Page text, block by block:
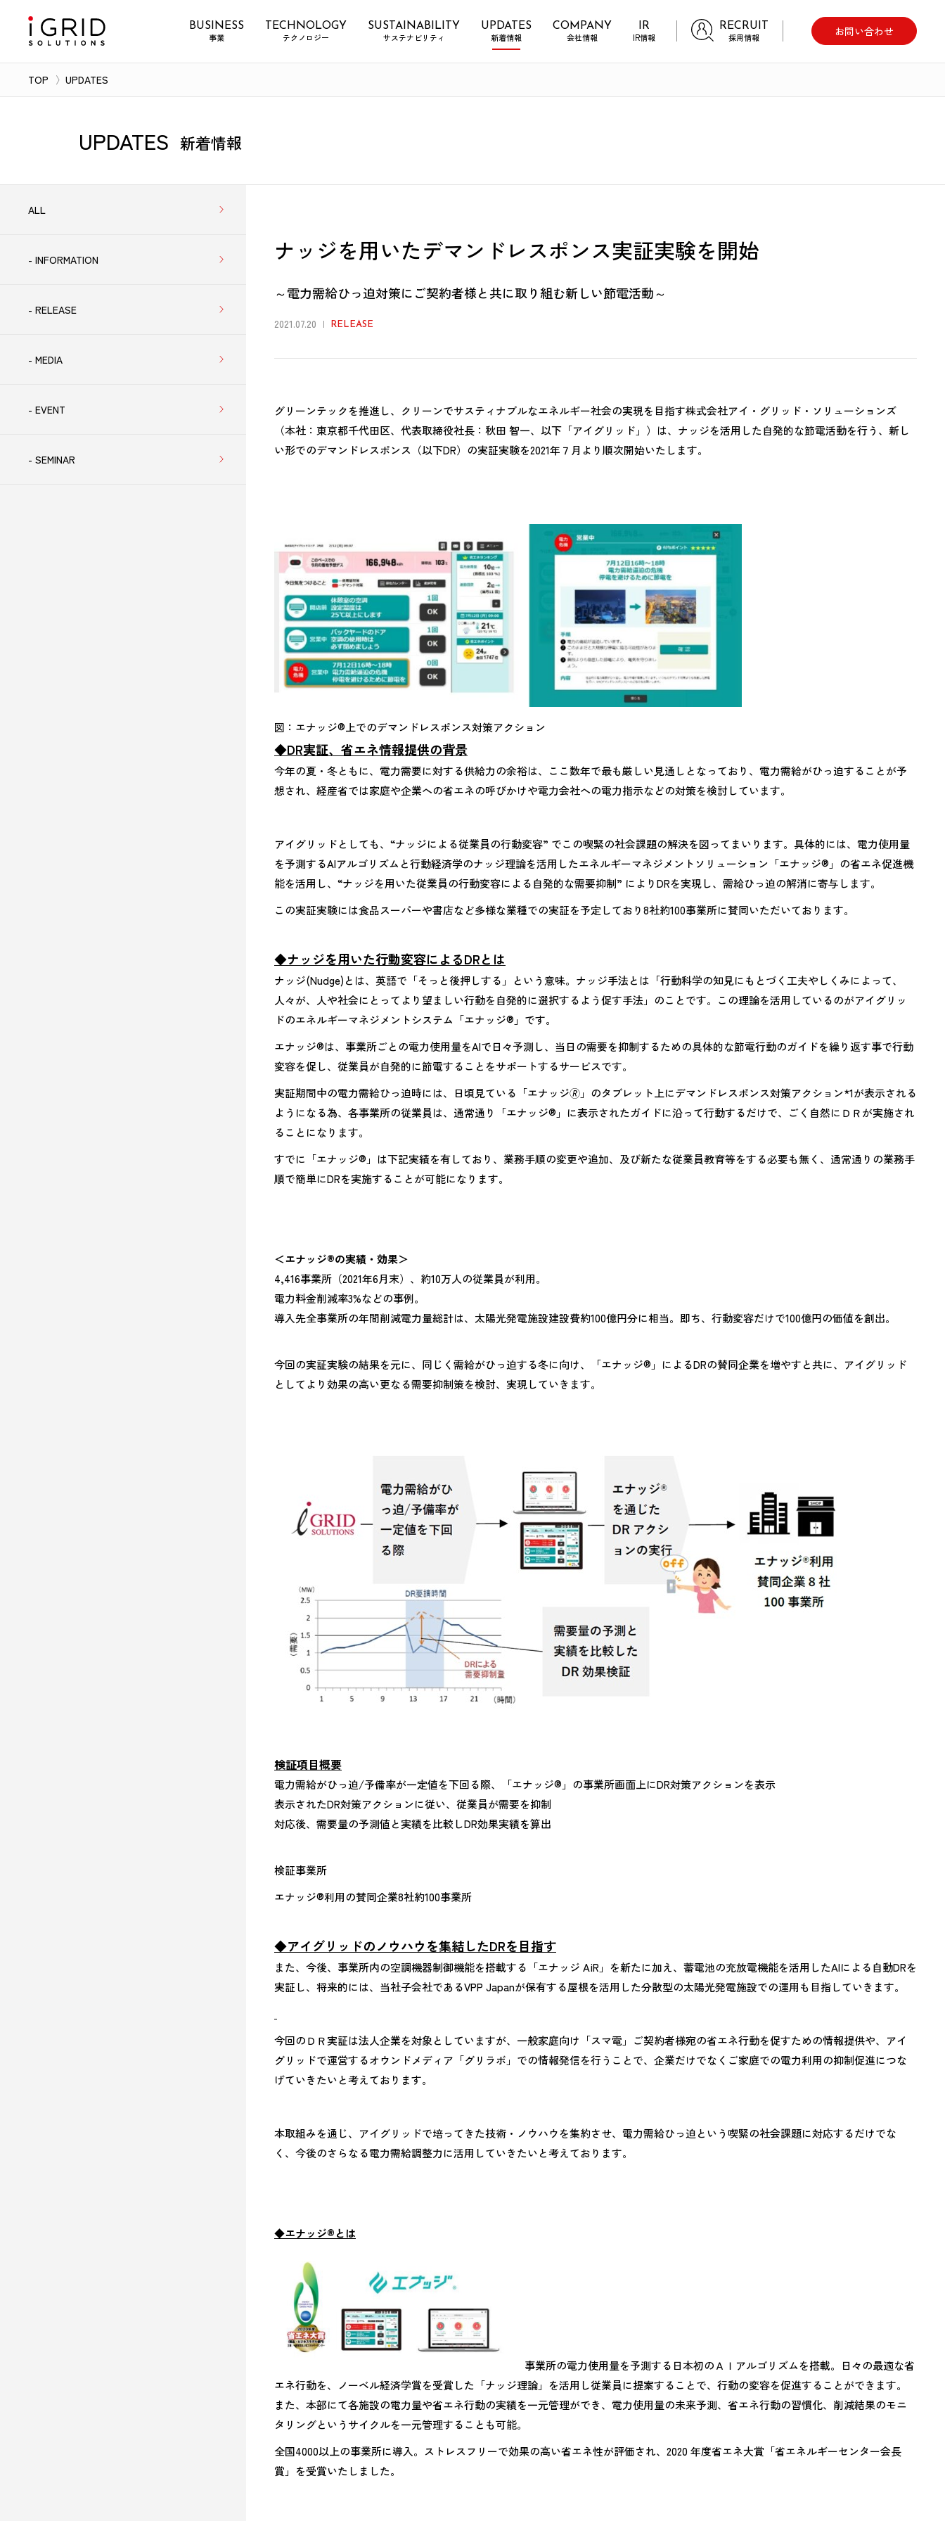
BUSINESS
事業
TECHNOLOGY
テクノロジー
SUSTAINABILITY
サステナビリティ
UPDATES
新着情報
COMPANY
会社情報
IR
IR情報
RECRUIT
採用情報
お問い合わせ
TOP UPDATES
UPDATES 新着情報
ALL
- INFORMATION
- RELEASE
- MEDIA
- EVENT
- SEMINAR
ナッジを用いたデマンドレスポンス実証実験を開始
～電力需給ひっ迫対策にご契約者様と共に取り組む新しい節電活動～
2021.07.20 RELEASE
グリーンテックを推進し、クリーンでサスティナブルなエネルギー社会の実現を目指す株式会社アイ・グリッド・ソリューションズ
（本社：東京都千代田区、代表取締役社長：秋田 智一、以下「アイグリッド」）は、ナッジを活用した自発的な節電活動を行う、新し
い形でのデマンドレスポンス（以下DR）の実証実験を2021年７月より順次開始いたします。
図：エナッジ®上でのデマンドレスポンス対策アクション
◆DR実証、省エネ情報提供の背景
今年の夏・冬ともに、電力需要に対する供給力の余裕は、ここ数年で最も厳しい見通しとなっており、電力需給がひっ迫することが予
想され、経産省では家庭や企業への省エネの呼びかけや電力会社への電力指示などの対策を検討しています。
アイグリッドとしても、“ナッジによる従業員の行動変容” でこの喫緊の社会課題の解決を図ってまいります。具体的には、電力使用量
を予測するAIアルゴリズムと行動経済学のナッジ理論を活用したエネルギーマネジメントソリューション「エナッジ®」の省エネ促進機
能を活用し、“ナッジを用いた従業員の行動変容による自発的な需要抑制” によりDRを実現し、需給ひっ迫の解消に寄与します。
この実証実験には食品スーパーや書店など多様な業種での実証を予定しており8社約100事業所に賛同いただいております。
◆ナッジを用いた行動変容によるDRとは
ナッジ(Nudge)とは、英語で「そっと後押しする」という意味。ナッジ手法とは「行動科学の知見にもとづく工夫やしくみによって、
人々が、人や社会にとってより望ましい行動を自発的に選択するよう促す手法」のことです。この理論を活用しているのがアイグリッ
ドのエネルギーマネジメントシステム「エナッジ®」です。
エナッジ®は、事業所ごとの電力使用量をAIで日々予測し、当日の需要を抑制するための具体的な節電行動のガイドを繰り返す事で行動
変容を促し、従業員が自発的に節電することをサポートするサービスです。
実証期間中の電力需給ひっ迫時には、日頃見ている「エナッジ🄬」のタブレット上にデマンドレスポンス対策アクション*1が表示される
ようになる為、各事業所の従業員は、通常通り「エナッジ®」に表示されたガイドに沿って行動するだけで、ごく自然にＤＲが実施され
ることになります。
すでに「エナッジ®」は下記実績を有しており、業務手順の変更や追加、及び新たな従業員教育等をする必要も無く、通常通りの業務手
順で簡単にDRを実施することが可能になります。
＜エナッジ®の実績・効果＞
4,416事業所（2021年6月末）、約10万人の従業員が利用。
電力料金削減率3%などの事例。
導入先全事業所の年間削減電力量総計は、太陽光発電施設建設費約100億円分に相当。即ち、行動変容だけで100億円の価値を創出。
今回の実証実験の結果を元に、同じく需給がひっ迫する冬に向け、「エナッジ®」によるDRの賛同企業を増やすと共に、アイグリッド
としてより効果の高い更なる需要抑制策を検討、実現していきます。
検証項目概要
電力需給がひっ迫/予備率が一定値を下回る際、「エナッジ®」の事業所画面上にDR対策アクションを表示
表示されたDR対策アクションに従い、従業員が需要を抑制
対応後、需要量の予測値と実績を比較しDR効果実績を算出
検証事業所
エナッジ®利用の賛同企業8社約100事業所
◆アイグリッドのノウハウを集結したDRを目指す
また、今後、事業所内の空調機器制御機能を搭載する「エナッジ AiR」を新たに加え、蓄電池の充放電機能を活用したAIによる自動DRを
実証し、将来的には、当社子会社であるVPP Japanが保有する屋根を活用した分散型の太陽光発電施設での運用も目指していきます。
今回のＤＲ実証は法人企業を対象としていますが、一般家庭向け「スマ電」ご契約者様宛の省エネ行動を促すための情報提供や、アイ
グリッドで運営するオウンドメディア「グリラボ」での情報発信を行うことで、企業だけでなくご家庭での電力利用の抑制促進につな
げていきたいと考えております。
本取組みを通じ、アイグリッドで培ってきた技術・ノウハウを集約させ、電力需給ひっ迫という喫緊の社会課題に対応するだけでな
く、今後のさらなる電力需給調整力に活用していきたいと考えております。
◆エナッジ®とは
事業所の電力使用量を予測する日本初のＡＩアルゴリズムを搭載。日々の最適な省
エネ行動を、ノーベル経済学賞を受賞した「ナッジ理論」を活用し従業員に提案することで、行動の変容を促進することができます。
また、本部にて各施設の電力量や省エネ行動の実績を一元管理ができ、電力使用量の未来予測、省エネ行動の習慣化、削減結果のモニ
タリングというサイクルを一元管理することも可能。
全国4000以上の事業所に導入。ストレスフリーで効果の高い省エネ性が評価され、2020 年度省エネ大賞「省エネルギーセンター会長
賞」を受賞いたしました。